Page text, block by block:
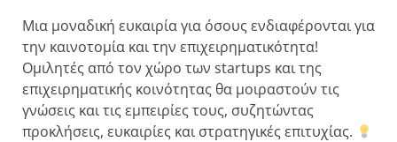
Μια μοναδική ευκαιρία για όσους ενδιαφέρονται για
την καινοτομία και την επιχειρηματικότητα!
Ομιλητές από τον χώρο των startups και της
επιχειρηματικής κοινότητας θα μοιραστούν τις
γνώσεις και τις εμπειρίες τους, συζητώντας
προκλήσεις, ευκαιρίες και στρατηγικές επιτυχίας.